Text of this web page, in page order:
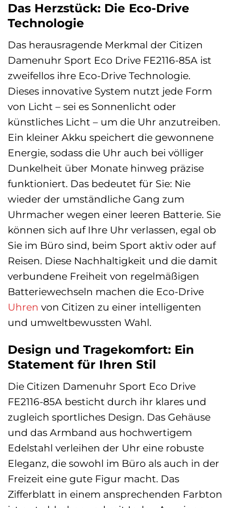
Das Herzstück: Die Eco-Drive
Technologie
Das herausragende Merkmal der Citizen
Damenuhr Sport Eco Drive FE2116-85A ist
zweifellos ihre Eco-Drive Technologie.
Dieses innovative System nutzt jede Form
von Licht – sei es Sonnenlicht oder
künstliches Licht – um die Uhr anzutreiben.
Ein kleiner Akku speichert die gewonnene
Energie, sodass die Uhr auch bei völliger
Dunkelheit über Monate hinweg präzise
funktioniert. Das bedeutet für Sie: Nie
wieder der umständliche Gang zum
Uhrmacher wegen einer leeren Batterie. Sie
können sich auf Ihre Uhr verlassen, egal ob
Sie im Büro sind, beim Sport aktiv oder auf
Reisen. Diese Nachhaltigkeit und die damit
verbundene Freiheit von regelmäßigen
Batteriewechseln machen die Eco-Drive
Uhren von Citizen zu einer intelligenten
und umweltbewussten Wahl.
Design und Tragekomfort: Ein
Statement für Ihren Stil
Die Citizen Damenuhr Sport Eco Drive
FE2116-85A besticht durch ihr klares und
zugleich sportliches Design. Das Gehäuse
und das Armband aus hochwertigem
Edelstahl verleihen der Uhr eine robuste
Eleganz, die sowohl im Büro als auch in der
Freizeit eine gute Figur macht. Das
Zifferblatt in einem ansprechenden Farbton